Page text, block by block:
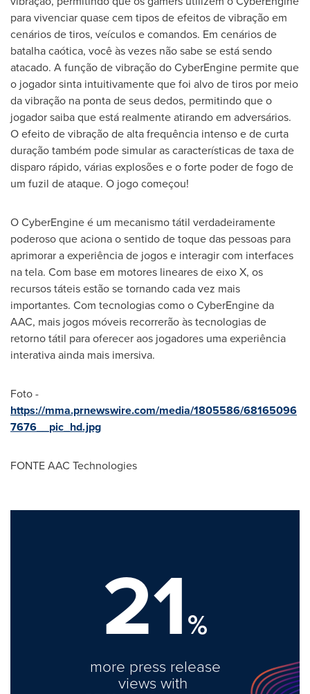
para vivenciar quase cem tipos de efeitos de vibração em
cenários de tiros, veículos e comandos. Em cenários de
batalha caótica, você às vezes não sabe se está sendo
atacado. A função de vibração do CyberEngine permite que
o jogador sinta intuitivamente que foi alvo de tiros por meio
da vibração na ponta de seus dedos, permitindo que o
jogador saiba que está realmente atirando em adversários.
O efeito de vibração de alta frequência intenso e de curta
duração também pode simular as características de taxa de
disparo rápido, várias explosões e o forte poder de fogo de
um fuzil de ataque. O jogo começou!
O CyberEngine é um mecanismo tátil verdadeiramente
poderoso que aciona o sentido de toque das pessoas para
aprimorar a experiência de jogos e interagir com interfaces
na tela. Com base em motores lineares de eixo X, os
recursos táteis estão se tornando cada vez mais
importantes. Com tecnologias como o CyberEngine da
AAC, mais jogos móveis recorrerão às tecnologias de
retorno tátil para oferecer aos jogadores uma experiência
interativa ainda mais imersiva.
Foto -
https://mma.prnewswire.com/media/1805586/68165096
7676__pic_hd.jpg
FONTE AAC Technologies
21%
more press release
views with